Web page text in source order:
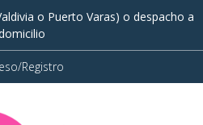
o Puerto Varas) o despacho a
Registro